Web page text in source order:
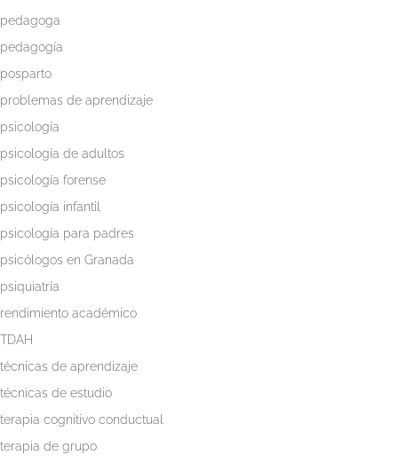
pedagoga
pedagogía
posparto
problemas de aprendizaje
psicología
psicología de adultos
psicología forense
psicología infantil
psicología para padres
psicólogos en Granada
psiquiatría
rendimiento académico
TDAH
técnicas de aprendizaje
técnicas de estudio
terapia cognitivo conductual
terapia de grupo